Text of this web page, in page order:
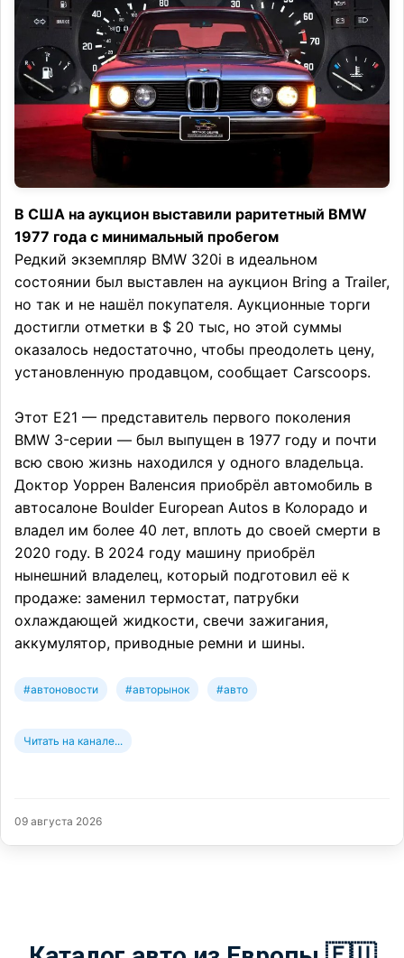
В США на аукцион выставили раритетный BMW
1977 года с минимальный пробегом
Редкий экземпляр BMW 320i в идеальном
состоянии был выставлен на аукцион Bring a Trailer,
но так и не нашёл покупателя. Аукционные торги
достигли отметки в $ 20 тыс, но этой суммы
оказалось недостаточно, чтобы преодолеть цену,
установленную продавцом, сообщает Carscoops.
Этот E21 — представитель первого поколения
BMW 3-серии — был выпущен в 1977 году и почти
всю свою жизнь находился у одного владельца.
Доктор Уоррен Валенсия приобрёл автомобиль в
автосалоне Boulder European Autos в Колорадо и
владел им более 40 лет, вплоть до своей смерти в
2020 году. В 2024 году машину приобрёл
нынешний владелец, который подготовил её к
продаже: заменил термостат, патрубки
охлаждающей жидкости, свечи зажигания,
аккумулятор, приводные ремни и шины.
#автоновости #авторынок #авто
Читать на канале...
09 августа 2026